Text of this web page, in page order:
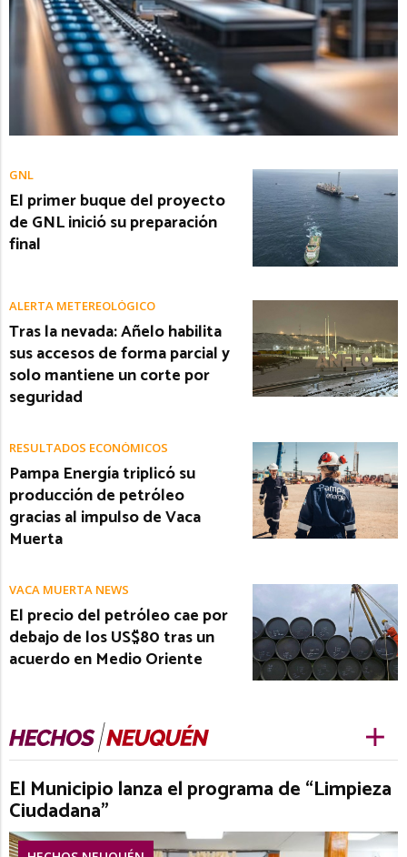
GNL
El primer buque del proyecto
de GNL inició su preparación
final
ALERTA METEREOLÓGICO
Tras la nevada: Añelo habilita
sus accesos de forma parcial y
solo mantiene un corte por
seguridad
RESULTADOS ECONÓMICOS
Pampa Energía triplicó su
producción de petróleo
gracias al impulso de Vaca
Muerta
VACA MUERTA NEWS
El precio del petróleo cae por
debajo de los US$80 tras un
acuerdo en Medio Oriente
El Municipio lanza el programa de “Limpieza
Ciudadana”